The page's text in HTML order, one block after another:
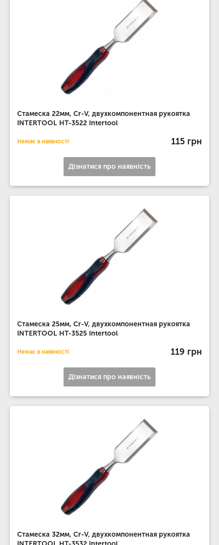
Стамеска 22мм, Cr-V, двухкомпонентная рукоятка
INTERTOOL HT-3522 Intertool
Немає в наявності 115 грн
Дізнатися про наявність
Стамеска 25мм, Cr-V, двухкомпонентная рукоятка
INTERTOOL HT-3525 Intertool
Немає в наявності 119 грн
Дізнатися про наявність
Стамеска 32мм, Cr-V, двухкомпонентная рукоятка